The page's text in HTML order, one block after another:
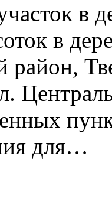
в
в
район,
для…